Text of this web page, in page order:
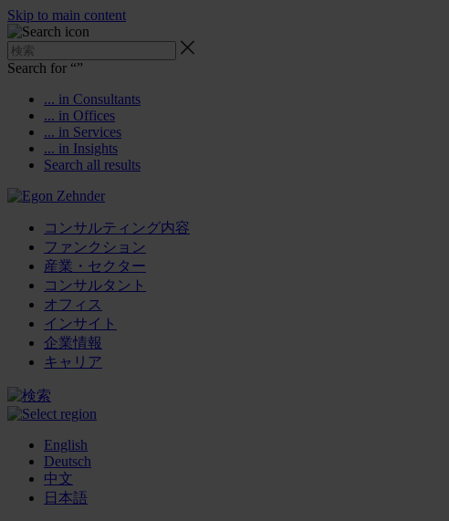
Skip to main content
Search for “”
... in Consultants
... in Offices
... in Services
... in Insights
Search all results
コンサルティング内容
ファンクション
産業・セクター
コンサルタント
オフィス
インサイト
企業情報
キャリア
English
Deutsch
中文
日本語